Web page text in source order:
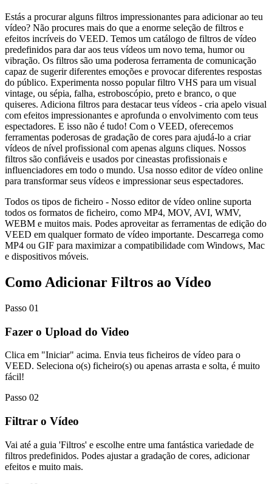
Estás a procurar alguns filtros impressionantes para adicionar ao teu
vídeo? Não procures mais do que a enorme seleção de filtros e
efeitos incríveis do VEED. Temos um catálogo de filtros de vídeo
predefinidos para dar aos teus vídeos um novo tema, humor ou
vibração. Os filtros são uma poderosa ferramenta de comunicação
capaz de sugerir diferentes emoções e provocar diferentes respostas
do público. Experimenta nosso popular filtro VHS para um visual
vintage, ou sépia, falha, estroboscópio, preto e branco, o que
quiseres. Adiciona filtros para destacar teus vídeos - cria apelo visual
com efeitos impressionantes e aprofunda o envolvimento com teus
espectadores. E isso não é tudo! Com o VEED, oferecemos
ferramentas poderosas de gradação de cores para ajudá-lo a criar
vídeos de nível profissional com apenas alguns cliques. Nossos
filtros são confiáveis e usados por cineastas profissionais e
influenciadores em todo o mundo. Usa nosso editor de vídeo online
para transformar seus vídeos e impressionar seus espectadores.
Todos os tipos de ficheiro - Nosso editor de vídeo online suporta
todos os formatos de ficheiro, como MP4, MOV, AVI, WMV,
WEBM e muitos mais. Podes aproveitar as ferramentas de edição do
VEED em qualquer formato de vídeo importante. Descarrega como
MP4 ou GIF para maximizar a compatibilidade com Windows, Mac
e dispositivos móveis.
Como Adicionar Filtros ao Vídeo
Passo 01
Fazer o Upload do Video
Clica em "Iniciar" acima. Envia teus ficheiros de vídeo para o
VEED. Seleciona o(s) ficheiro(s) ou apenas arrasta e solta, é muito
fácil!
Passo 02
Filtrar o Vídeo
Vai até a guia 'Filtros' e escolhe entre uma fantástica variedade de
filtros predefinidos. Podes ajustar a gradação de cores, adicionar
efeitos e muito mais.